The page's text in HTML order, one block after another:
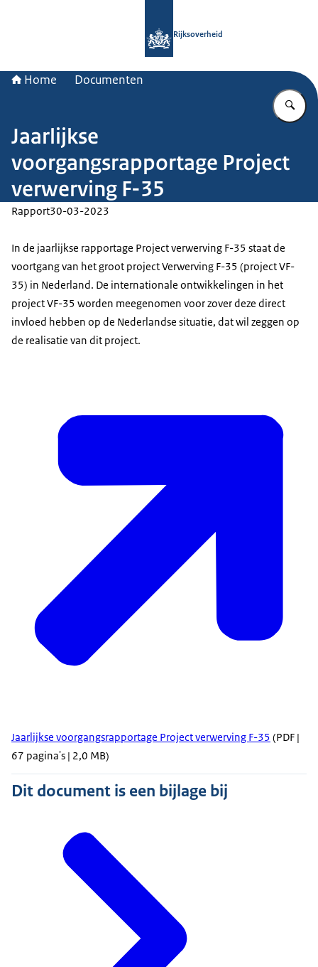
Rijksoverheid
Home Documenten
Jaarlijkse
voorgangsrapportage Project
verwerving F-35
Rapport30-03-2023
In de jaarlijkse rapportage Project verwerving F-35 staat de
voortgang van het groot project Verwerving F-35 (project VF-
35) in Nederland. De internationale ontwikkelingen in het
project VF-35 worden meegenomen voor zover deze direct
invloed hebben op de Nederlandse situatie, dat wil zeggen op
de realisatie van dit project.
Jaarlijkse voorgangsrapportage Project verwerving F-35 (PDF |
67 pagina's | 2,0 MB)
Dit document is een bijlage bij